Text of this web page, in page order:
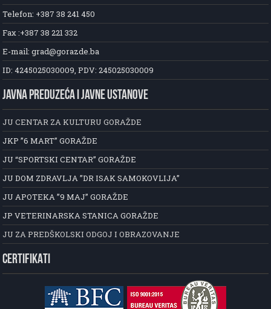
Telefon: +387 38 241 450
Fax :+387 38 221 332
E-mail: grad@gorazde.ba
ID: 4245025030009, PDV: 245025030009
JAVNA PREDUZEĆA I JAVNE USTANOVE
JU CENTAR ZA KULTURU GORAŽDE
JKP ”6 MART” GORAŽDE
JU “SPORTSKI CENTAR” GORAŽDE
JU DOM ZDRAVLJA ”DR ISAK SAMOKOVLIJA”
JU APOTEKA ”9 MAJ” GORAŽDE
JP VETERINARSKA STANICA GORAŽDE
JU ZA PREDŠKOLSKI ODGOJ I OBRAZOVANJE
CERTIFIKATI